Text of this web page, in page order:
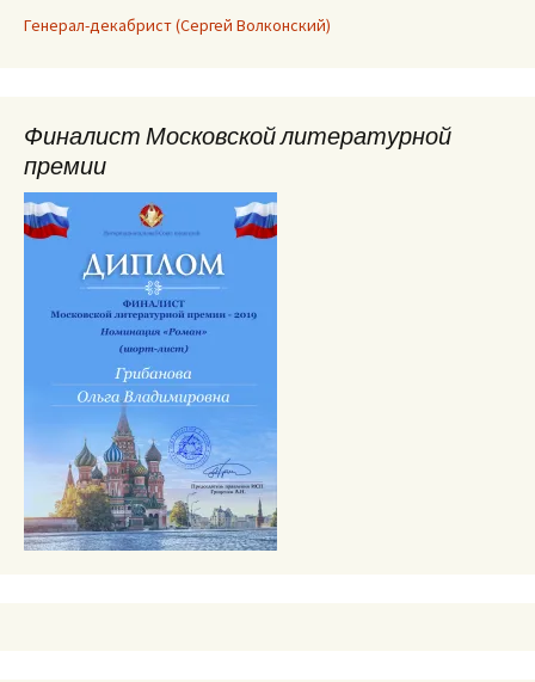
Генерал-декабрист (Сергей Волконский)
Финалист Московской литературной
премии